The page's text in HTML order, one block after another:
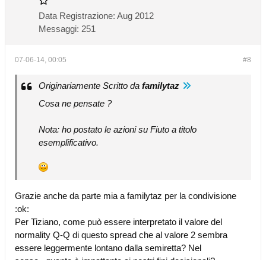
Data Registrazione: Aug 2012
Messaggi: 251
#8
07-06-14, 00:05
Originariamente Scritto da familytaz
Cosa ne pensate ?
Nota: ho postato le azioni su Fiuto a titolo
esemplificativo.
Grazie anche da parte mia a familytaz per la condivisione
:ok:
Per Tiziano, come può essere interpretato il valore del
normality Q-Q di questo spread che al valore 2 sembra
essere leggermente lontano dalla semiretta? Nel